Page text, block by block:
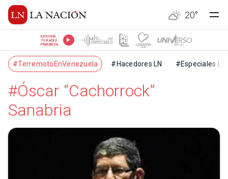
20°
ESCUCHÁ
TU RADIO
PREFERIDA
#TerremotoEnVenezuela #Hacedores LN #Especiales LN
#Óscar “Cachorrock”
Sanabria